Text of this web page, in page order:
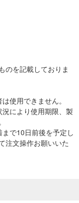
のを記載しておりま
使用できません。
により使用期限、製
で10日前後を予定し
注文操作お願いいた